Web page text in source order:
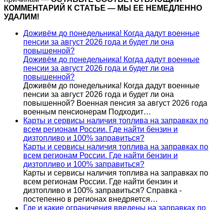
КОММЕНТАРИЙ К СТАТЬЕ — МЫ ЕЕ НЕМЕДЛЕННО
УДАЛИМ!
Доживём до понедельника! Когда дадут военные
пенсии за август 2026 года и будет ли она
повышенной?
Доживём до понедельника! Когда дадут военные
пенсии за август 2026 года и будет ли она
повышенной?
Доживём до понедельника! Когда дадут военные
пенсии за август 2026 года и будет ли она
повышенной? Военная пенсия за август 2026 года
военным пенсионерам Подходит…
Карты и сервисы наличия топлива на заправках по
всем регионам России. Где найти бензин и
дизтопливо и 100% заправиться?
Карты и сервисы наличия топлива на заправках по
всем регионам России. Где найти бензин и
дизтопливо и 100% заправиться?
Карты и сервисы наличия топлива на заправках по
всем регионам России. Где найти бензин и
дизтопливо и 100% заправиться? Справка -
постепенно в регионах внедряется…
Где и какие ограничения введены на заправках по